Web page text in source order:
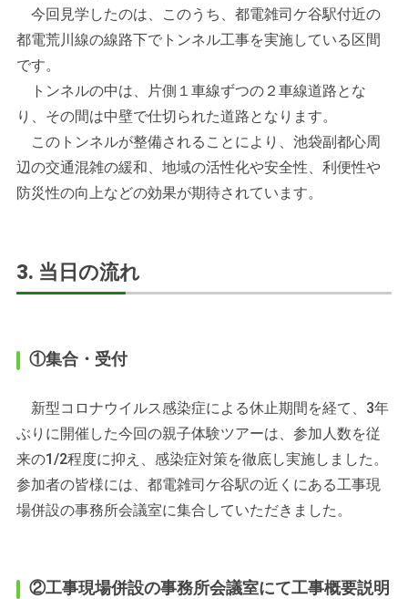
今回見学したのは、このうち、都電雑司ケ谷駅付近の
都電荒川線の線路下でトンネル工事を実施している区間
です。
トンネルの中は、片側１車線ずつの２車線道路とな
り、その間は中壁で仕切られた道路となります。
このトンネルが整備されることにより、池袋副都心周
辺の交通混雑の緩和、地域の活性化や安全性、利便性や
防災性の向上などの効果が期待されています。
3. 当日の流れ
①集合・受付
新型コロナウイルス感染症による休止期間を経て、3年
ぶりに開催した今回の親子体験ツアーは、参加人数を従
来の1/2程度に抑え、感染症対策を徹底し実施しました。
参加者の皆様には、都電雑司ケ谷駅の近くにある工事現
場併設の事務所会議室に集合していただきました。
②工事現場併設の事務所会議室にて工事概要説明